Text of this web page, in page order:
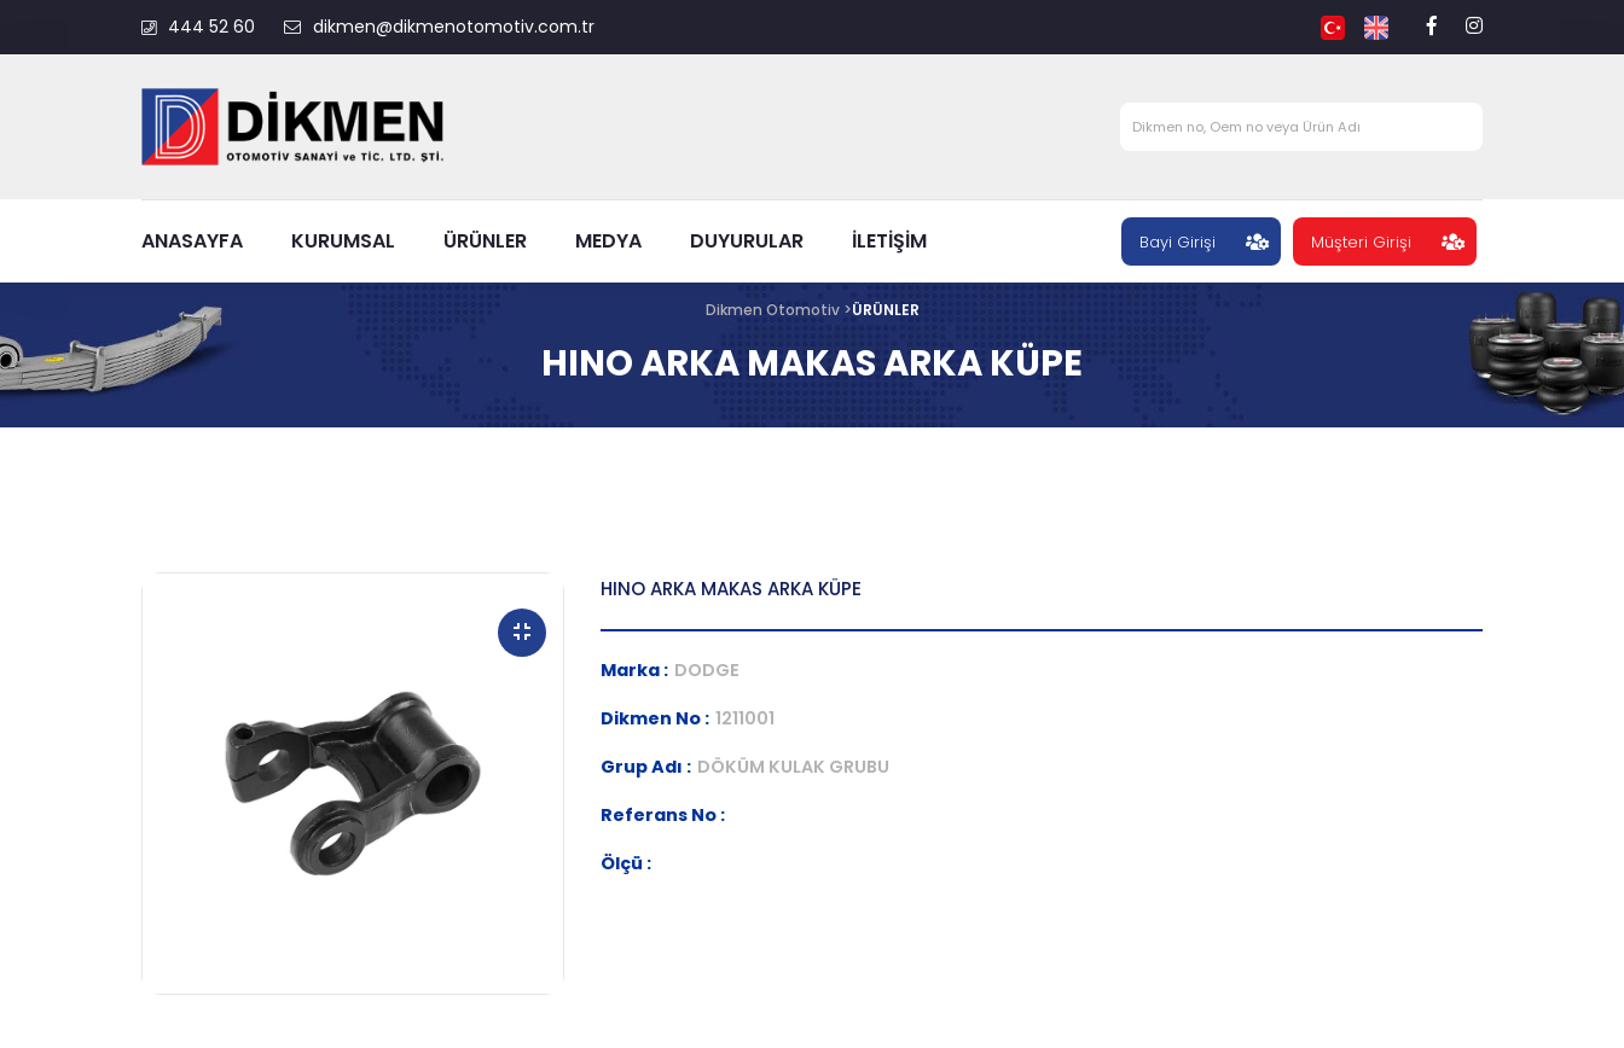
444 52 60 dikmen@dikmenotomotiv.com.tr
ANASAYFA KURUMSAL ÜRÜNLER MEDYA DUYURULAR İLETİŞİM Bayi Girişi Müşteri Girişi
Dikmen Otomotiv >ÜRÜNLER
HINO ARKA MAKAS ARKA KÜPE
HINO ARKA MAKAS ARKA KÜPE
Marka : DODGE
Dikmen No : 1211001
Grup Adı : DÖKÜM KULAK GRUBU
Referans No :
Ölçü :